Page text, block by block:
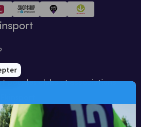
pour les clubs et associations